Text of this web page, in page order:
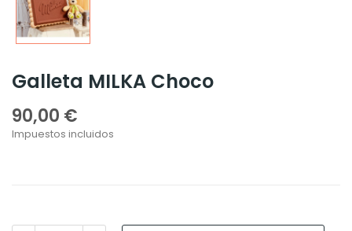
Galleta MILKA Choco
90,00 €
Impuestos incluidos